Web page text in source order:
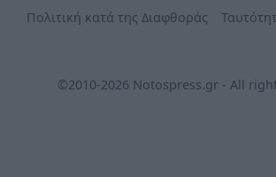
Πολιτική κατά της Διαφθοράς
©2010-2026 Notospress.gr - All